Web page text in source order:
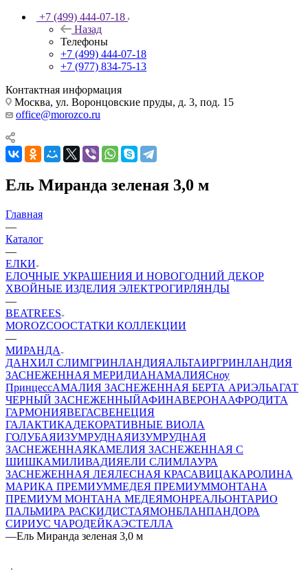
+7 (499) 444-07-18
Назад
Телефоны
+7 (499) 444-07-18
+7 (977) 834-75-13
Контактная информация
Москва, ул. Воронцовские пруды, д. 3, под. 15
office@morozco.ru
Ель Миранда зеленая 3,0 м
Главная
—
Каталог
—
ЕЛКИ
ЕЛОЧНЫЕ УКРАШЕНИЯ И НОВОГОДНИЙ ДЕКОР
ХВОЙНЫЕ ИЗДЕЛИЯ ЭЛЕКТРОГИРЛЯНДЫ
—
BEATREES
MOROZCOОСТАТКИ КОЛЛЕКЦИИ
—
МИРАНДА
ДАНХИЛ СЛИМГРИНЛАНДИЯАЛЬТАИРГРИНЛАНДИЯ
ЗАСНЕЖЕННАЯ МЕРИДИАНАМАЛИЯСноу
ПринцессАМАЛИЯ ЗАСНЕЖЕННАЯ БЕРТА АРИЭЛЬАГАТ
ЧЕРНЫЙ ЗАСНЕЖЕННЫЙАФИНАВЕРОНААФРОДИТА
ГАРМОНИЯВЕГАСВЕНЕЦИЯ
ГАЛАКТИКАДЕКОРАТИВНЫЕ ВИОЛА
ГОЛУБАЯИЗУМРУДНАЯИЗУМРУДНАЯ
ЗАСНЕЖЕННАЯКАМЕЛИЯ ЗАСНЕЖЕННАЯ С
ШИШКАМИЛИВАДИЯЕЛИ СЛИМЛАУРА
ЗАСНЕЖЕННАЯ ЛЕЯЛЕСНАЯ КРАСАВИЦАКАРОЛИНА
МАРИКА ПРЕМИУММЕДЕЯ ПРЕМИУММОНТАНА
ПРЕМИУМ МОНТАНА МЕДЕЯМОНРЕАЛЬОНТАРИО
ПАЛЬМИРА РАСКИДИСТАЯМОНБЛАНПАНДОРА
СИРИУС ЧАРОДЕЙКАЭСТЕЛЛА
—Ель Миранда зеленая 3,0 м